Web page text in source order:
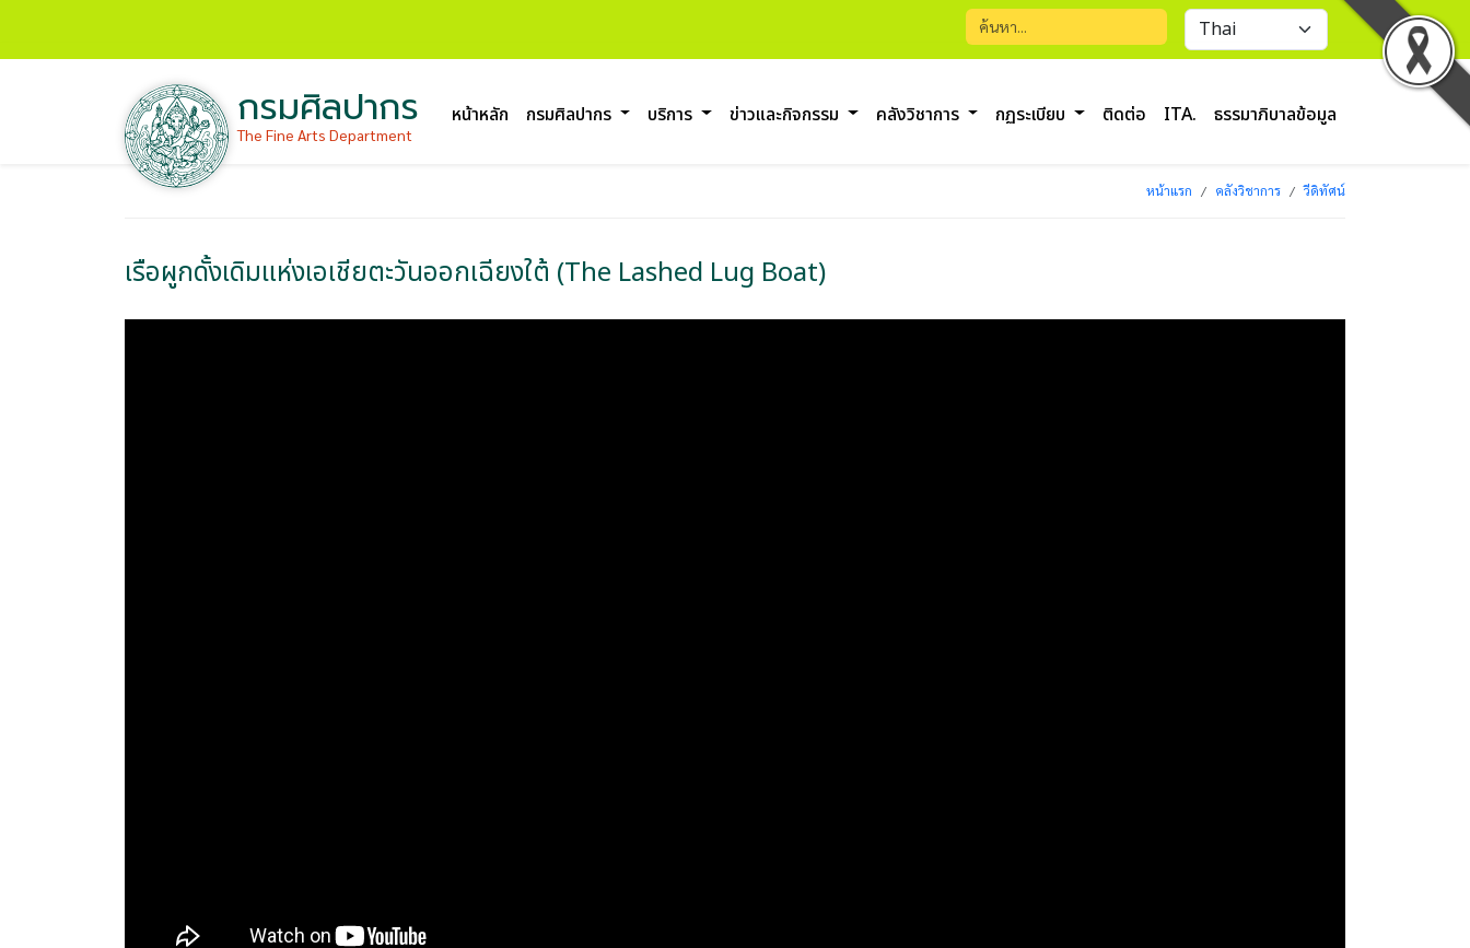
กรมศิลปากร
The Fine Arts Department
หน้าหลัก กรมศิลปากร บริการ ข่าวและกิจกรรม คลังวิชาการ กฏระเบียบ ติดต่อ ITA. ธรรมาภิบาลข้อมูล
หน้าแรก คลังวิชาการ วีดิทัศน์
เรือผูกดั้งเดิมแห่งเอเชียตะวันออกเฉียงใต้ (The Lashed Lug Boat)